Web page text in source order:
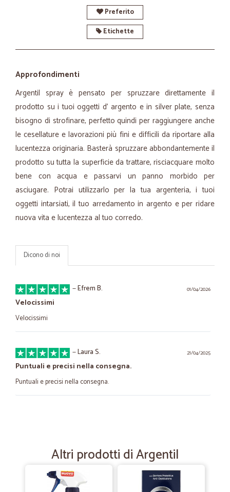
Preferito
Etichette
Approfondimenti
Argentil spray è pensato per spruzzare direttamente il
prodotto su i tuoi oggetti d' argento e in silver plate, senza
bisogno di strofinare, perfetto quindi per raggiungere anche
le cesellature e lavorazioni più fini e difficili da riportare alla
lucentezza originaria. Basterà spruzzare abbondantemente il
prodotto su tutta la superficie da trattare, risciacquare molto
bene con acqua e passarvi un panno morbido per
asciugare. Potrai utilizzarlo per la tua argenteria, i tuoi
oggetti intarsiati, il tuo arredamento in argento e per ridare
nuova vita e lucentezza al tuo corredo.
Dicono di noi
01/04/2026
—Efrem B.
Velocissimi
Velocissimi
21/04/2025
—Laura S.
Puntuali e precisi nella consegna.
Puntuali e precisi nella consegna.
se di difficile reperibilità, almeno nella mia zona, è un poco cara
—Alessandro M.
Altri prodotti di Argentil